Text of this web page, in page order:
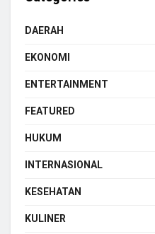
DAERAH
EKONOMI
ENTERTAINMENT
FEATURED
HUKUM
INTERNASIONAL
KESEHATAN
KULINER